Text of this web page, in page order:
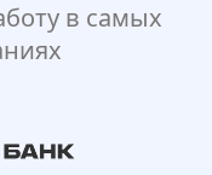
в самых